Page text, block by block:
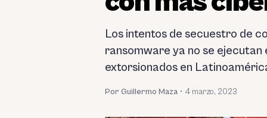
Los intentos de secuestro de
ransomware ya no se ejecutan
extorsionados en
Por Guillermo Maza • 4 marzo, 2023